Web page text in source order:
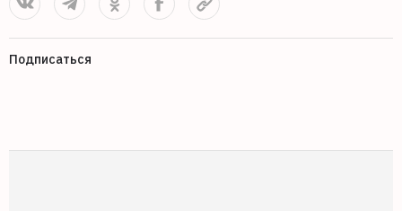
Подписаться